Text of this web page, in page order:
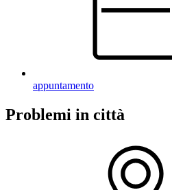
appuntamento
Problemi in città